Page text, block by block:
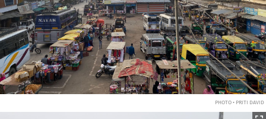
PHOTO • PRITI DAVID